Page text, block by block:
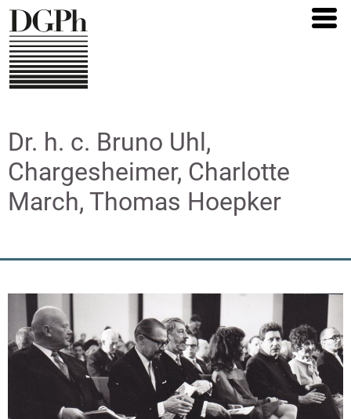
Direkt
zum
Inhalt
Dr. h. c. Bruno Uhl,
Chargesheimer, Charlotte
March, Thomas Hoepker